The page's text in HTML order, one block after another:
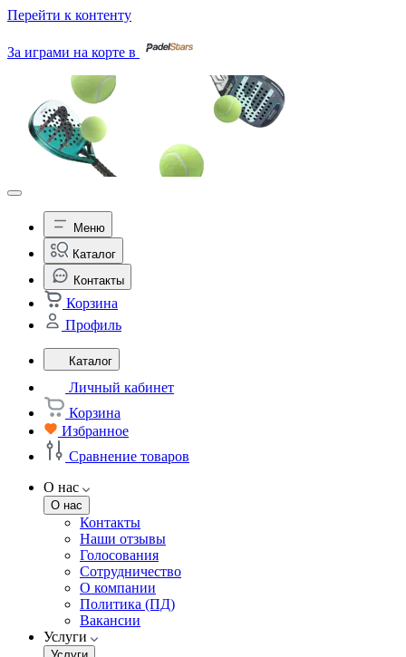
Перейти к контенту
За играми на корте в
Меню
Каталог
Контакты
Корзина
Профиль
Каталог
Личный кабинет
Корзина
Избранное
Сравнение товаров
О нас
О нас
Контакты
Наши отзывы
Голосования
Сотрудничество
О компании
Политика (ПД)
Вакансии
Услуги